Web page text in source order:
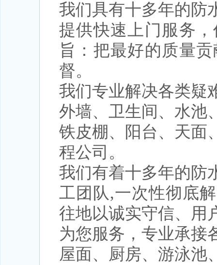
我们具有十多年的防
提供快速上门服务
旨：把最好的质量
督。
我们专业解决各类疑
外墙、卫生间、水池
铁皮棚、阳台、天面
程公司。
我们有着十多年的防
工团队,一次性彻底
往地以诚实守信、用
为您服务，专业承接
屋面、厨房、游泳池